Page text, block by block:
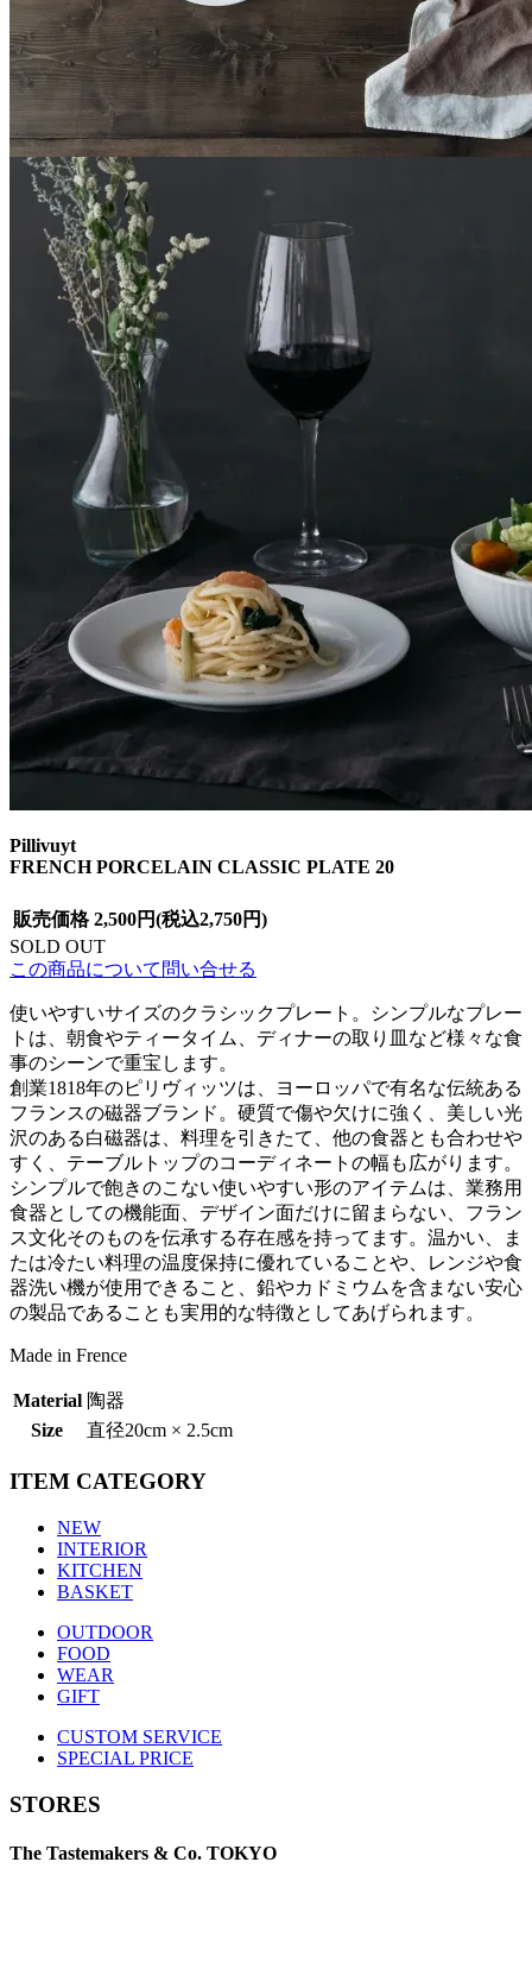
Pillivuyt
FRENCH PORCELAIN CLASSIC PLATE 20
販売価格 2,500円(税込2,750円)
SOLD OUT
この商品について問い合せる
使いやすいサイズのクラシックプレート。シンプルなプレー
トは、朝食やティータイム、ディナーの取り皿など様々な食
事のシーンで重宝します。
創業1818年のピリヴィッツは、ヨーロッパで有名な伝統ある
フランスの磁器ブランド。硬質で傷や欠けに強く、美しい光
沢のある白磁器は、料理を引きたて、他の食器とも合わせや
すく、テーブルトップのコーディネートの幅も広がります。
シンプルで飽きのこない使いやすい形のアイテムは、業務用
食器としての機能面、デザイン面だけに留まらない、フラン
ス文化そのものを伝承する存在感を持ってます。温かい、ま
たは冷たい料理の温度保持に優れていることや、レンジや食
器洗い機が使用できること、鉛やカドミウムを含まない安心
の製品であることも実用的な特徴としてあげられます。
Made in Frence
Material 陶器
Size
直径20cm × 2.5cm
ITEM CATEGORY
NEW
INTERIOR
KITCHEN
BASKET
OUTDOOR
FOOD
WEAR
GIFT
CUSTOM SERVICE
SPECIAL PRICE
STORES
The Tastemakers & Co. TOKYO